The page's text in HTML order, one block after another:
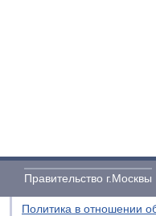
Правительство г.Москвы
Политика в отношении